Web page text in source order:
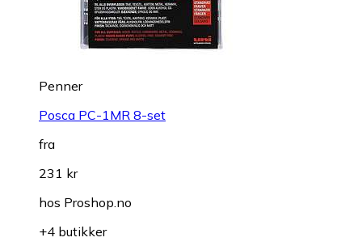
Penner
Posca PC-1MR 8-set
fra
231 kr
hos Proshop.no
+4 butikker